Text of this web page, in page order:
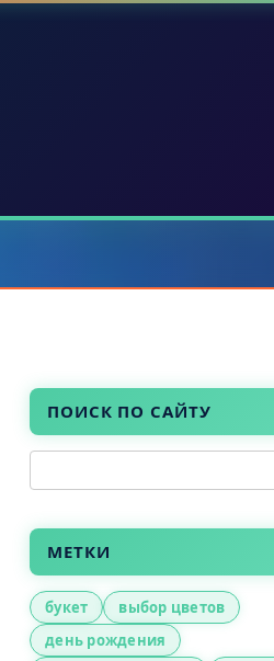
ПОИСК ПО САЙТУ
МЕТКИ
букет
выбор цветов
день рождения